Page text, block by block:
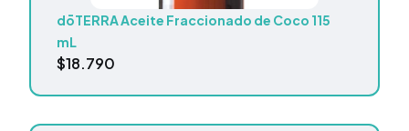
dōTERRA Aceite Fraccionado de Coco 115
mL
$18.790